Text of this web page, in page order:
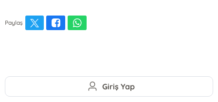
Paylaş
Giriş Yap